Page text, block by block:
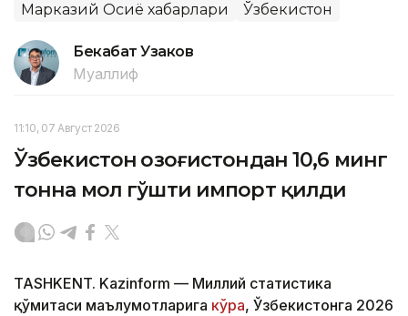
Марказий Осиё хабарлари Ўзбекистон
Бекабат Узаков
Муаллиф
11:10, 07 Август 2026
Ўзбекистон Қозоғистондан 10,6 минг
тонна мол гўшти импорт қилди
TASHKENT. Kazinform — Миллий статистика
қўмитаси маълумотларига кўра, Ўзбекистонга 2026